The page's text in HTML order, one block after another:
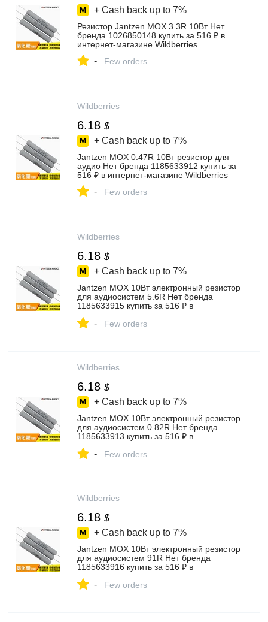
+ Cash back up to 7%
Резистор Jantzen MOX 3.3R 10Вт Нет
бренда 1026850148 купить за 516 ₽ в
интернет‑магазине Wildberries
- Few orders
Wildberries
6.18 $
+ Cash back up to 7%
Jantzen MOX 0.47R 10Вт резистор для
аудио Нет бренда 1185633912 купить за
516 ₽ в интернет‑магазине Wildberries
- Few orders
Wildberries
6.18 $
+ Cash back up to 7%
Jantzen MOX 10Вт электронный резистор
для аудиосистем 5.6R Нет бренда
1185633915 купить за 516 ₽ в
- Few orders
Wildberries
6.18 $
+ Cash back up to 7%
Jantzen MOX 10Вт электронный резистор
для аудиосистем 0.82R Нет бренда
1185633913 купить за 516 ₽ в
- Few orders
Wildberries
6.18 $
+ Cash back up to 7%
Jantzen MOX 10Вт электронный резистор
для аудиосистем 91R Нет бренда
1185633916 купить за 516 ₽ в
- Few orders